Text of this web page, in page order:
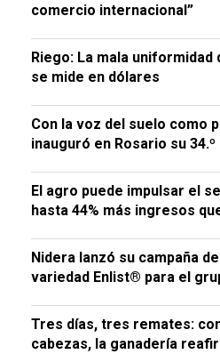
comercio internacional”
Riego: La mala
se mide en dólares
Con la voz del suelo como
inauguró en Rosario su
El agro puede impulsar el
hasta 44% más ingresos
Nidera lanzó su campaña
variedad Enlist® para el
Tres días, tres remates:
cabezas, la ganadería